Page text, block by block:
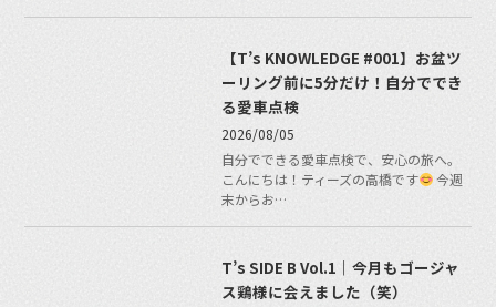
【T’s KNOWLEDGE #001】お盆ツ
ーリング前に5分だけ！自分ででき
る愛車点検
2026/08/05
自分でできる愛車点検で、安心の旅へ。
こんにちは！ティーズの高橋です
今週
末からお…
T’s SIDE B Vol.1｜今月もゴージャ
ス鶏様に会えました（笑）